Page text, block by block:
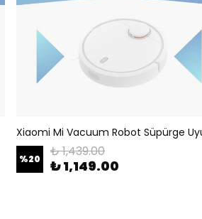
%20 ₺ 1,439.00
₺ 1,149.00